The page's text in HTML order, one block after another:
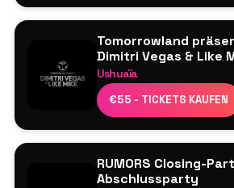
M3 Ibiza Live-Musiker-
Tomorrowland
Dimitri Vegas & Like
Ushuaïa
€55 - TICKETS KAUFEN
Dimitri Vegas & Like Mike
Steve Aoki
Joel Corry
RUMORS Closing-
Abschlussparty